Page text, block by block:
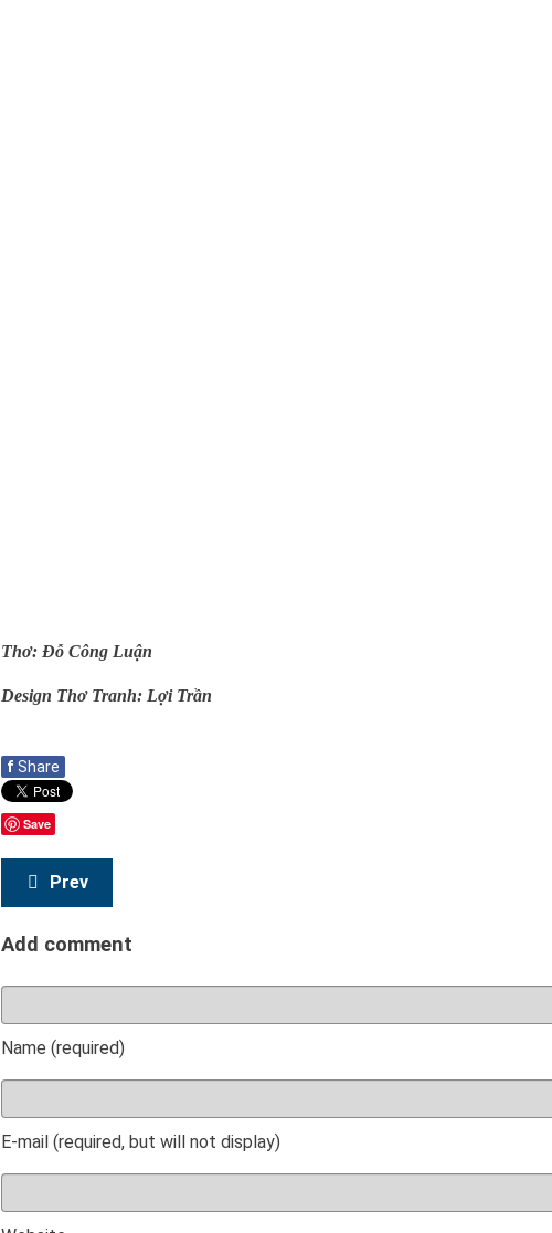
Thơ: Đỗ Công Luận
Design Thơ Tranh: Lợi Trần
f Share
Save
Prev
Add comment
Name (required)
E-mail (required, but will not display)